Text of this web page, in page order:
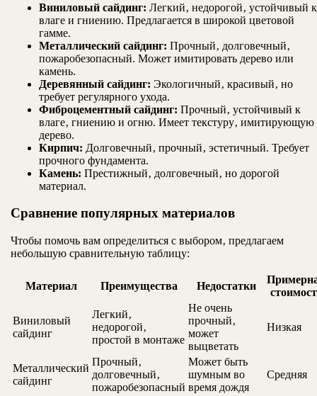
Виниловый сайдинг: Легкий‚ недорогой‚ устойчивый к
влаге и гниению. Предлагается в широкой цветовой
гамме.
Металлический сайдинг: Прочный‚ долговечный‚
пожаробезопасный. Может имитировать дерево или
камень.
Деревянный сайдинг: Экологичный‚ красивый‚ но
требует регулярного ухода.
Фиброцементный сайдинг: Прочный‚ устойчивый к
влаге‚ гниению и огню. Имеет текстуру‚ имитирующую
дерево.
Кирпич: Долговечный‚ прочный‚ эстетичный. Требует
прочного фундамента.
Камень: Престижный‚ долговечный‚ но дорогой
материал.
Сравнение популярных материалов
Чтобы помочь вам определиться с выбором‚ предлагаем
небольшую сравнительную таблицу:
Материал Преимущества Недостатки
Виниловый
сайдинг
Легкий‚
недорогой‚
простой в монтаже
Не очень
прочный‚
может
выцветать
Низкая
Металлический
сайдинг
Прочный‚
долговечный‚
пожаробезопасный
Может быть
шумным во
время дождя
Средняя